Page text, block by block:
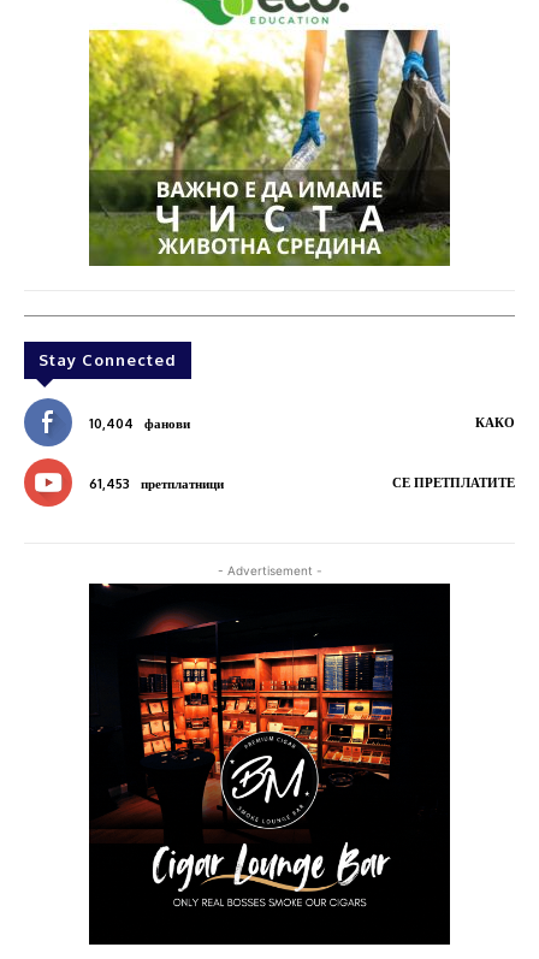
Stay Connected
10,404 фанови КАКО
61,453 претплатници СЕ ПРЕТПЛАТИТЕ
- Advertisement -